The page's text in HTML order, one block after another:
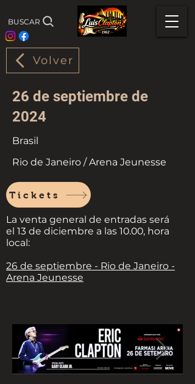
BUSCAR
Volver
26 de septiembre de
2024
Brasil
Rio de Janeiro / Arena Jeunesse
Tickets
La venta general de entradas será
el 13 de diciembre a las 10.00, hora
local:
26 de septiembre - Rio de Janeiro -
Arena Jeunesse